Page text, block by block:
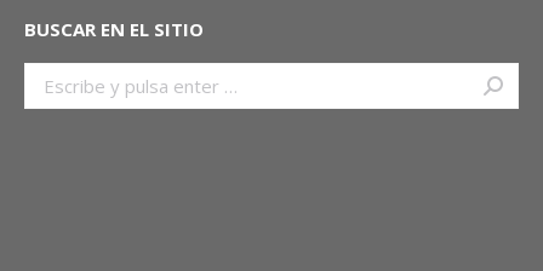
BUSCAR EN EL SITIO